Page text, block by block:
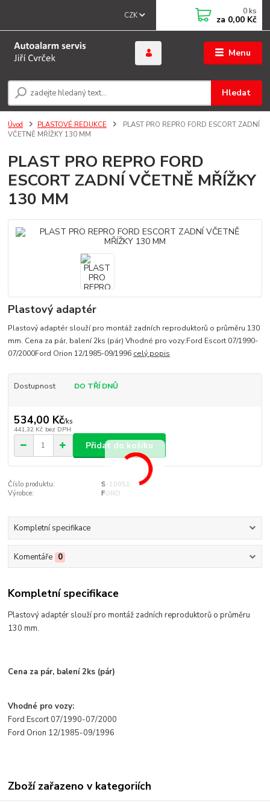
Menu
CZK
Hledat
0 ks
za 0,00 Kč
Úvod PLASTOVÉ REDUKCE
PLAST PRO REPRO FORD ESCORT ZADNÍ
VČETNĚ MŘÍŽKY 130 MM
PLAST PRO REPRO FORD
ESCORT ZADNÍ VČETNĚ MŘÍŽKY
130 MM
Plastový adaptér
Plastový adaptér slouží pro montáž zadních reproduktorů o průměru 130
mm. Cena za pár, balení 2ks (pár) Vhodné pro vozy:Ford Escort 07/1990-
07/2000Ford Orion 12/1985-09/1996 celý popis
Dostupnost DO TŘÍ DNŮ
534,00 Kč/ks
441,32 Kč bez DPH
Přidat do košíku
Číslo produktu:
S-10051
Výrobce:
FORD
Kompletní specifikace
Komentáře 0
Kompletní specifikace
Plastový adaptér slouží pro montáž zadních reproduktorů o průměru
130 mm.
Cena za pár, balení 2ks (pár)
Vhodné pro vozy:
Ford Escort 07/1990-07/2000
Ford Orion 12/1985-09/1996
Zboží zařazeno v kategoriích